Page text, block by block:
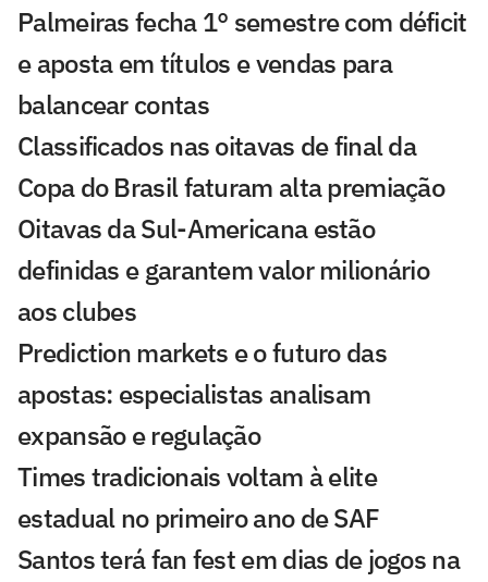
Palmeiras fecha 1° semestre com déficit
e aposta em títulos e vendas para
balancear contas
Classificados nas oitavas de final da
Copa do Brasil faturam alta premiação
Oitavas da Sul-Americana estão
definidas e garantem valor milionário
aos clubes
Prediction markets e o futuro das
apostas: especialistas analisam
expansão e regulação
Times tradicionais voltam à elite
estadual no primeiro ano de SAF
Santos terá fan fest em dias de jogos na